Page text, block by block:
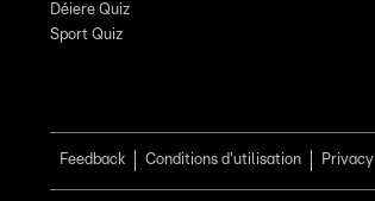
Déiere Quiz
Sport Quiz
Feedback Conditions d'utilisation Privacy